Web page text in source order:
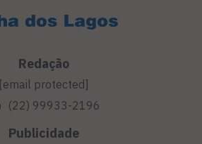
Redação
[email protected]
(22) 99933-2196
Publicidade